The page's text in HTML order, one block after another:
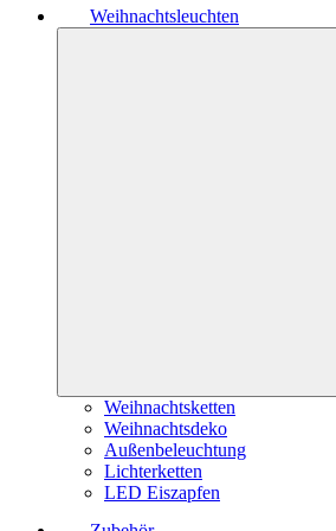
Weihnachtsleuchten
Weihnachtsketten
Weihnachtsdeko
Außenbeleuchtung
Lichterketten
LED Eiszapfen